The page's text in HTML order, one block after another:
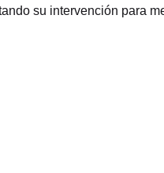
su intervención para